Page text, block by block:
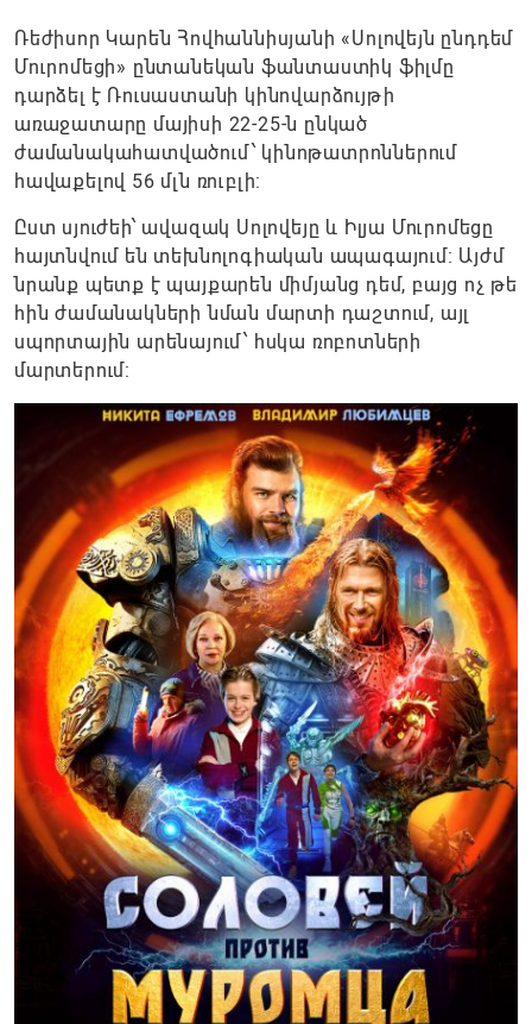
Ռեժիսոր Կարեն Հովհաննիսյանի «Սոլովեյն ընդդեմ
Մուրոմեցի» ընտանեկան ֆանտաստիկ ֆիլմը
դարձել է Ռուսաստանի կինովարձույթի
առաջատարը մայիսի 22-25-ն ընկած
ժամանակահատվածում՝ կինոթատրոններում
հավաքելով 56 մլն ռուբլի:
Ըստ սյուժեի՝ ավազակ Սոլովեյը և Իլյա Մուրոմեցը
հայտնվում են տեխնոլոգիական ապագայում։ Այժմ
նրանք պետք է պայքարեն միմյանց դեմ, բայց ոչ թե
հին ժամանակների նման մարտի դաշտում, այլ
սպորտային արենայում՝ հսկա ռոբոտների
մարտերում: